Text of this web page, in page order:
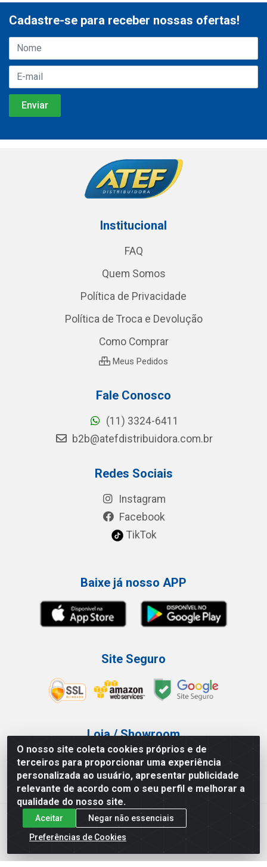
O nosso site coleta cookies próprios e de
terceiros para proporcionar uma experiência
personalizada ao usuário, apresentar publicidade
relevante de acordo com o seu perfil e melhorar a
qualidade do nosso site.
Aceitar
Negar não essenciais
Preferências de Cookies
Cadastre-se para receber nossas ofertas!
Institucional
FAQ
Quem Somos
Política de Privacidade
Política de Troca e Devolução
Como Comprar
Meus Pedidos
Fale Conosco
(11) 3324-6411
b2b@atefdistribuidora.com.br
Redes Sociais
Instagram
Facebook
TikTok
Baixe já nosso APP
Site Seguro
Loja / Showroom
Tel.: (11) 3227-0546
Av Vautier, 587/597 - Pari - São Paulo/SP
Atef Distribuidora LTDA - Av. Vautier, 585/597 - Pari - São
Paulo/SP - CEP 03.032-000 - CNPJ 27.717.135/0001-29